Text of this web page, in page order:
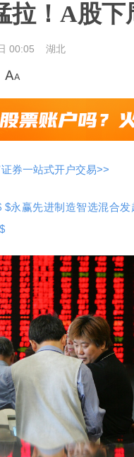
拉！A股下
00:05 湖北
券一站式开户交易>>
$永赢先进制造智选混合